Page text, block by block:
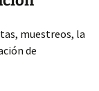
muestreos, la
de